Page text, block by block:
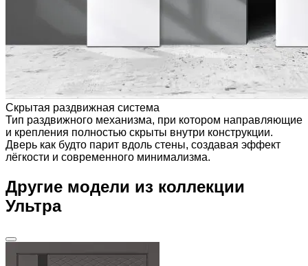
Скрытая раздвижная система
Тип раздвижного механизма, при котором направляющие
и крепления полностью скрыты внутри конструкции.
Дверь как будто парит вдоль стены, создавая эффект
лёгкости и современного минимализма.
Другие модели из коллекции
Ультра